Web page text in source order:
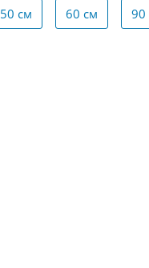
50 см 60 см 90